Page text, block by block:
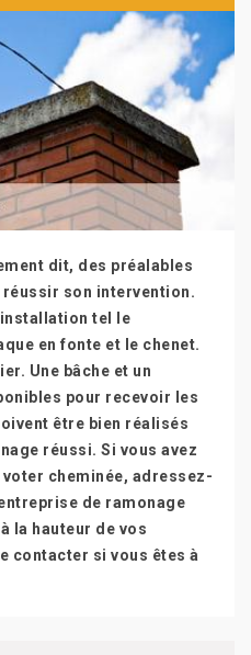
dit, des préalables
son intervention.
tel le
en fonte et le chenet.
Une bâche et un
pour recevoir les
être bien réalisés
réussi. Si vous avez
cheminée, adressez-
de ramonage
la hauteur de vos
contacter si vous êtes à